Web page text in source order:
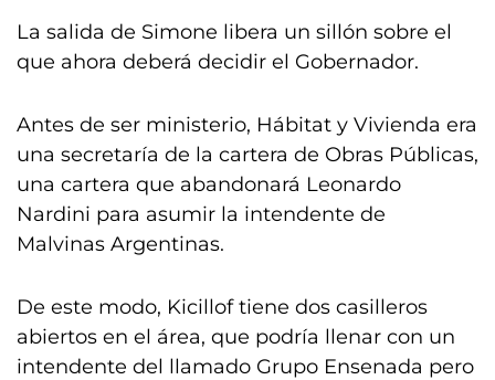
La salida de Simone libera un sillón sobre el
que ahora deberá decidir el Gobernador.
Antes de ser ministerio, Hábitat y Vivienda era
una secretaría de la cartera de Obras Públicas,
una cartera que abandonará Leonardo
Nardini para asumir la intendente de
Malvinas Argentinas.
De este modo, Kicillof tiene dos casilleros
abiertos en el área, que podría llenar con un
intendente del llamado Grupo Ensenada pero